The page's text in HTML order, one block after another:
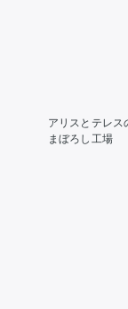
アリスとテレス
まぼろし工場